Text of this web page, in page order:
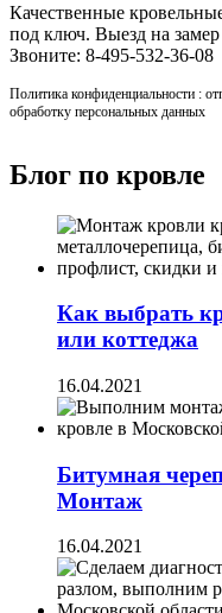
Качественные
под ключ. Выезд на
Звоните: 8-495-532-36-08
Политика конфиденциальности :
обработку персональных данных
Блог по кровле
Как выбрать
или коттеджа
16.04.2021
Битумная
Монтаж
16.04.2021